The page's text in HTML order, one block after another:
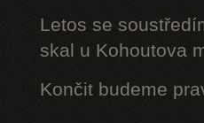
Letos se
skal u Kohoutova
Končit budeme